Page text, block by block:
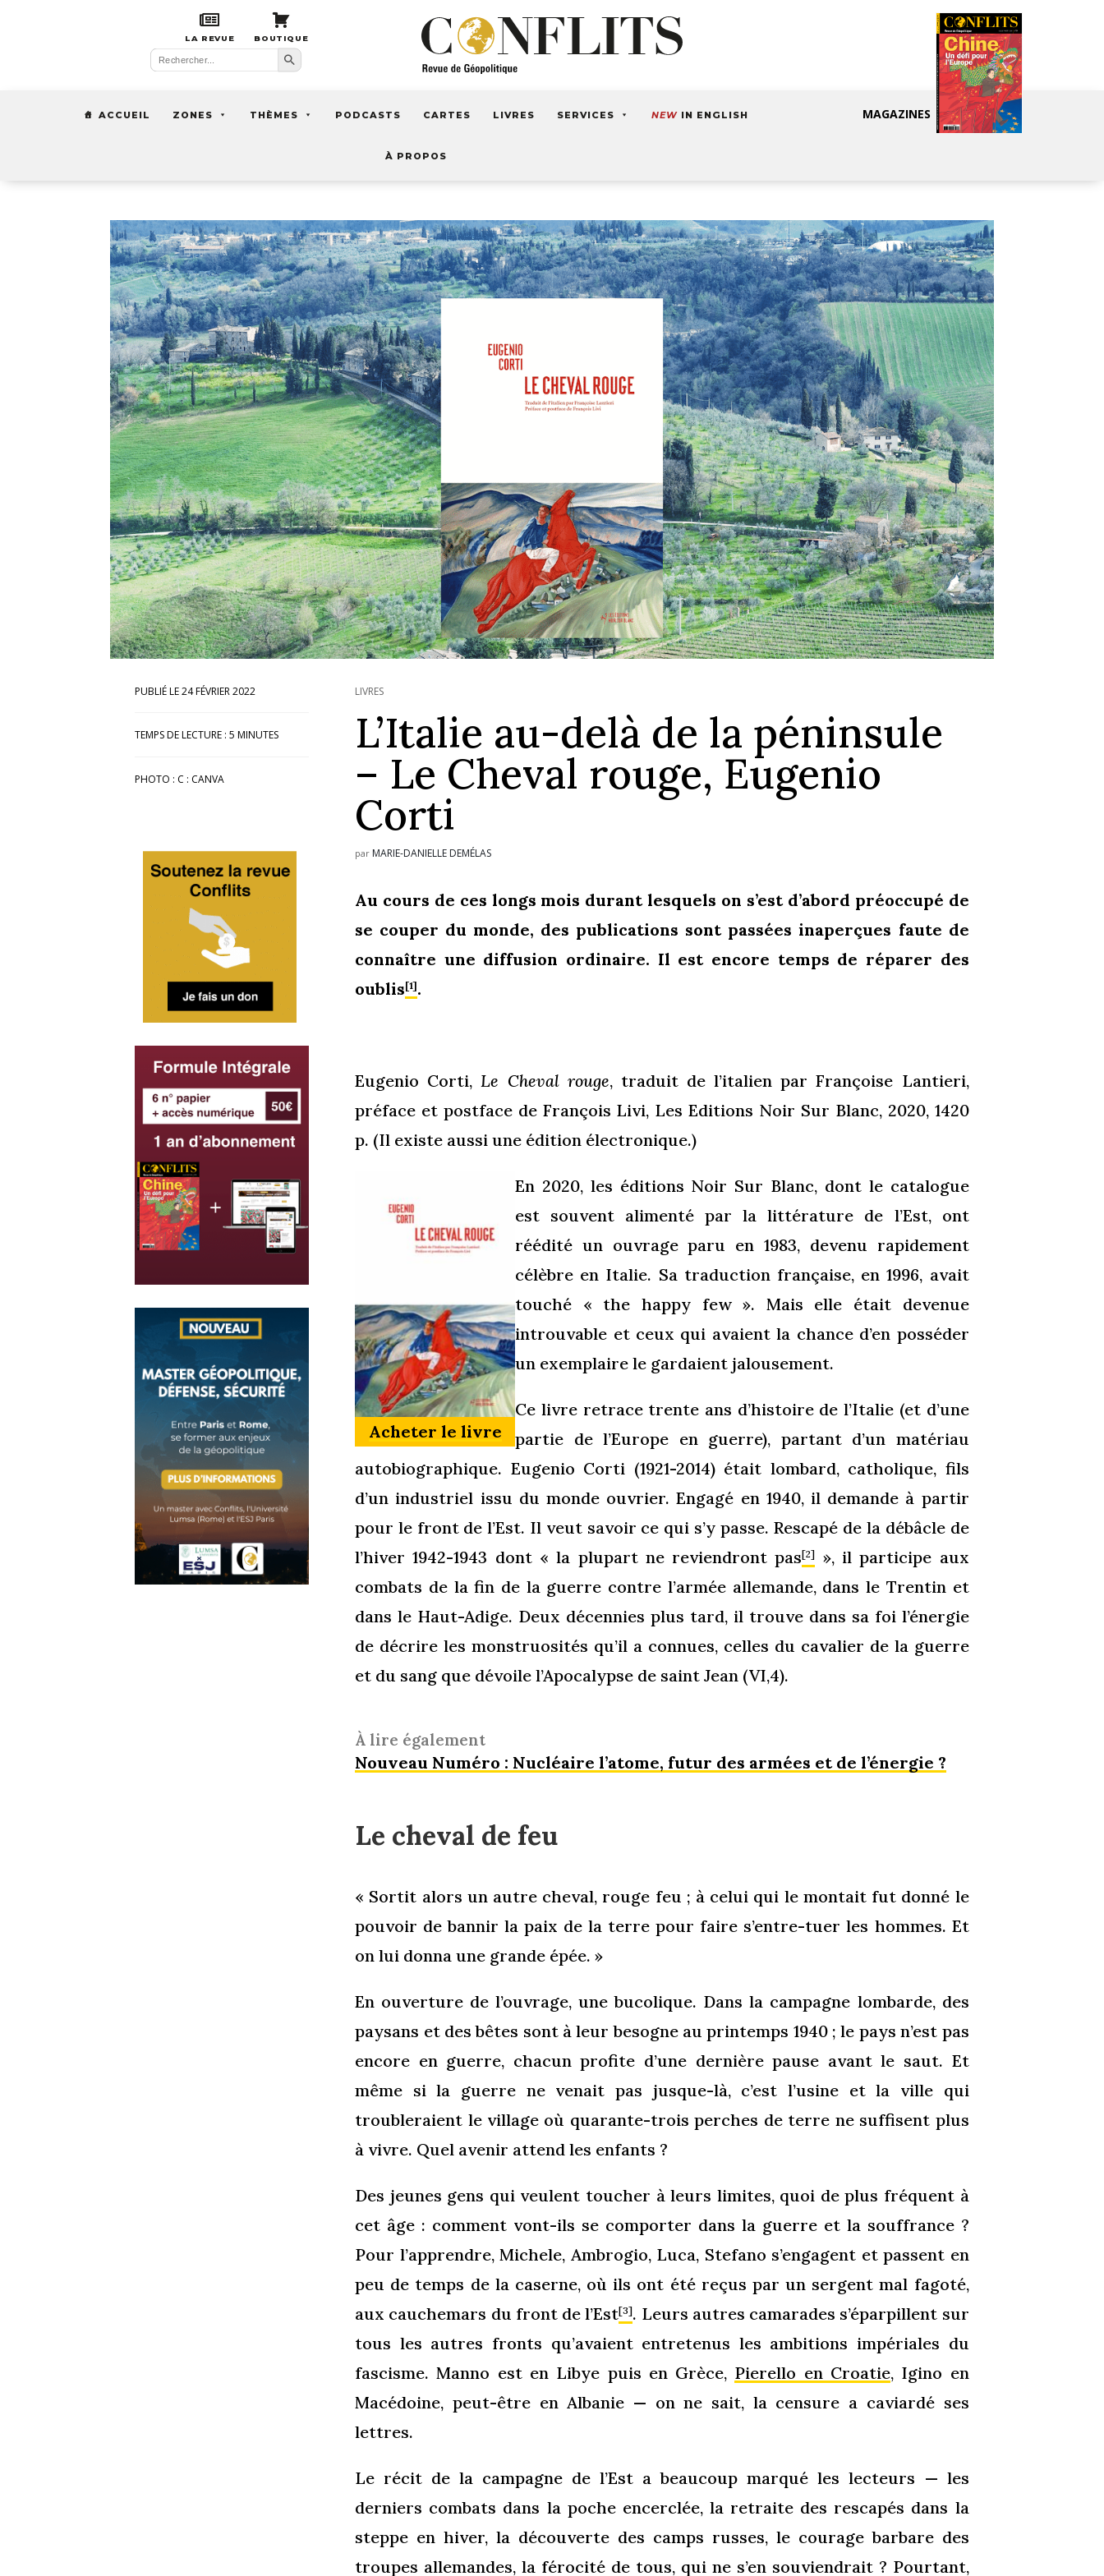
LA REVUE BOUTIQUE
Search
for:
Search Button
ACCUEIL ZONES THÈMES PODCASTS CARTES LIVRES SERVICES NEW IN ENGLISH
À PROPOS
MAGAZINES
24 FÉVRIER 2022
TEMPS DE LECTURE : 5 MINUTES
PHOTO : C : CANVA
LIVRES
L’Italie au-delà de la péninsule
– Le Cheval rouge, Eugenio
Corti
par MARIE-DANIELLE DEMÉLAS
Au cours de ces longs mois durant lesquels on s’est d’abord préoccupé de
se couper du monde, des publications sont passées inaperçues faute de
connaître une diffusion ordinaire. Il est encore temps de réparer des
oublis[1].
Eugenio Corti,Le Cheval rouge, traduit de l’italien par Françoise Lantieri,
préface et postface de François Livi, Les Editions Noir Sur Blanc, 2020, 1420
p. (Il existe aussi une édition électronique.)
Acheter le livre
En 2020, les éditions Noir Sur Blanc, dont le catalogue
est souvent alimenté par la littérature de l’Est, ont
réédité un ouvrage paru en 1983, devenu rapidement
célèbre en Italie. Sa traduction française, en 1996, avait
touché « the happy few ». Mais elle était devenue
introuvable et ceux qui avaient la chance d’en posséder
un exemplaire le gardaient jalousement.
Ce livre retrace trente ans d’histoire de l’Italie (et d’une
partie de l’Europe en guerre), partant d’un matériau
autobiographique. Eugenio Corti (1921-2014) était lombard, catholique, fils
d’un industriel issu du monde ouvrier. Engagé en 1940, il demande à partir
pour le front de l’Est. Il veut savoir ce qui s’y passe. Rescapé de la débâcle de
l’hiver 1942-1943 dont « la plupart ne reviendront pas[2]
», il participe aux
combats de la fin de la guerre contre l’armée allemande, dans le Trentin et
dans le Haut-Adige. Deux décennies plus tard, il trouve dans sa foi l’énergie
de décrire les monstruosités qu’il a connues, celles du cavalier de la guerre
et du sang que dévoile l’Apocalypse de saint Jean (VI,4).
À lire également
Nouveau Numéro : Nucléaire l’atome, futur des armées et de l’énergie ?
Le cheval de feu
« Sortit alors un autre cheval, rouge feu ; à celui qui le montait fut donné le
pouvoir de bannir la paix de la terre pour faire s’entre-tuer les hommes. Et
on lui donna une grande épée. »
En ouverture de l’ouvrage, une bucolique. Dans la campagne lombarde, des
paysans et des bêtes sont à leur besogne au printemps 1940 ; le pays n’est pas
encore en guerre, chacun profite d’une dernière pause avant le saut. Et
même si la guerre ne venait pas jusque-là, c’est l’usine et la ville qui
troubleraient le village où quarante-trois perches de terre ne suffisent plus
à vivre. Quel avenir attend les enfants ?
Des jeunes gens qui veulent toucher à leurs limites, quoi de plus fréquent à
cet âge : comment vont-ils se comporter dans la guerre et la souffrance ?
Pour l’apprendre, Michele, Ambrogio, Luca, Stefano s’engagent et passent en
peu de temps de la caserne, où ils ont été reçus par un sergent mal fagoté,
aux cauchemars du front de l’Est[3]. Leurs autres camarades s’éparpillent sur
tous les autres fronts qu’avaient entretenus les ambitions impériales du
fascisme. Manno est en Libye puis en Grèce, Pierello en Croatie, Igino en
Macédoine, peut-être en Albanie — on ne sait, la censure a caviardé ses
lettres.
Le récit de la campagne de l’Est a beaucoup marqué les lecteurs — les
derniers combats dans la poche encerclée, la retraite des rescapés dans la
steppe en hiver, la découverte des camps russes, le courage barbare des
troupes allemandes, la férocité de tous, qui ne s’en souviendrait ? Pourtant,